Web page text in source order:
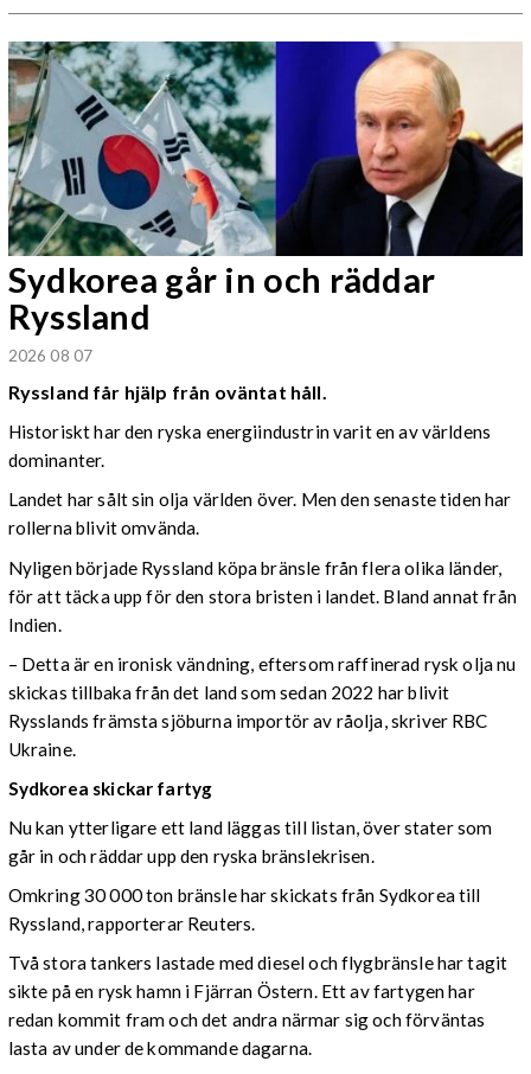
Sydkorea går in och räddar
Ryssland
2026 08 07
Ryssland får hjälp från oväntat håll.
Historiskt har den ryska energiindustrin varit en av världens
dominanter.
Landet har sålt sin olja världen över. Men den senaste tiden har
rollerna blivit omvända.
Nyligen började Ryssland köpa bränsle från flera olika länder,
för att täcka upp för den stora bristen i landet. Bland annat från
Indien.
– Detta är en ironisk vändning, eftersom raffinerad rysk olja nu
skickas tillbaka från det land som sedan 2022 har blivit
Rysslands främsta sjöburna importör av råolja, skriver RBC
Ukraine.
Sydkorea skickar fartyg
Nu kan ytterligare ett land läggas till listan, över stater som
går in och räddar upp den ryska bränslekrisen.
Omkring 30 000 ton bränsle har skickats från Sydkorea till
Ryssland, rapporterar Reuters.
Två stora tankers lastade med diesel och flygbränsle har tagit
sikte på en rysk hamn i Fjärran Östern. Ett av fartygen har
redan kommit fram och det andra närmar sig och förväntas
lasta av under de kommande dagarna.